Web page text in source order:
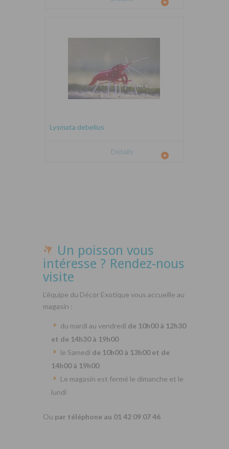
Lysmata debelius
Détails
Un poisson vous
intéresse ? Rendez-nous
visite
L’équipe du Décor Exotique vous accueille au
magasin :
du mardi au vendredi de 10h00 à 12h30
et de 14h30 à 19h00
le Samedi de 10h00 à 13h00 et de
14h00 à 19h00
Le magasin est fermé le dimanche et le
lundi
Ou par téléphone au 01 42 09 07 46